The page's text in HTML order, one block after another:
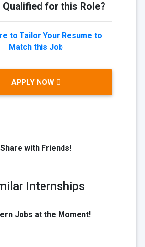
Qualified for this Role?
to Tailor Your Resume to
Match this Job
APPLY NOW
Share with Friends!
Internships
Jobs at the Moment!